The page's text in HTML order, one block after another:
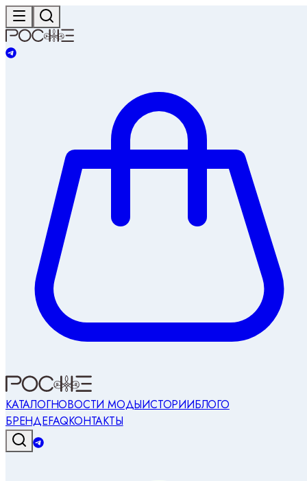
КАТАЛОГНОВОСТИ МОДЫИСТОРИИБЛОГО
БРЕНДЕFAQКОНТАКТЫ